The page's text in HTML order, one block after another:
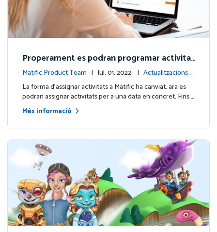
Properament es podran programar activitat
s!
Matific Product Team | Jul. 01, 2022 | Actualitzacions d
e la plataforma
La forma d'assignar activitats a Matific ha canviat, ara es
podran assignar activitats per a una data en concret. Fins …
Més informació